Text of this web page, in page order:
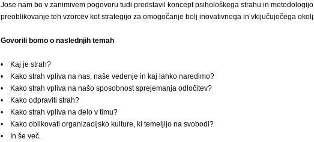
Jose nam bo v zanimivem pogovoru tudi predstavil koncept psihološkega strahu in
preoblikovanje teh vzorcev kot strategijo za omogočanje bolj inovativnega in vključujočega
Govorili bomo o naslednjih temah
• Kaj je strah?
• Kako strah vpliva na nas, naše vedenje in kaj lahko naredimo?
• Kako strah vpliva na našo sposobnost sprejemanja odločitev?
• Kako odpraviti strah?
• Kako strah vpliva na delo v timu?
• Kako oblikovati organizacijsko kulture, ki temeljijo na svobodi?
• In še več.